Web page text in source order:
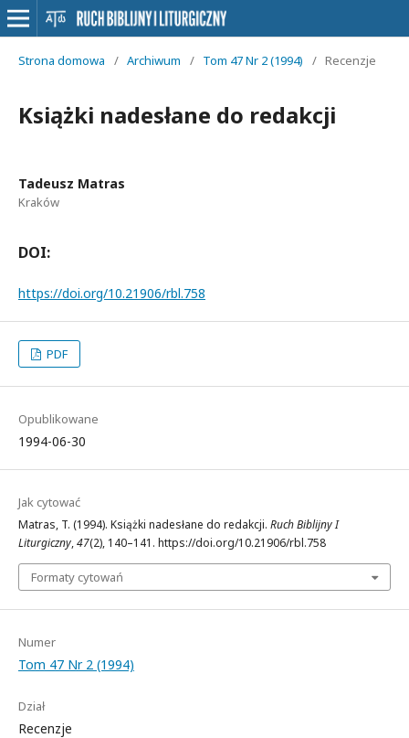
Strona domowa / Archiwum / Tom 47 Nr 2 (1994) / Recenzje
Książki nadesłane do redakcji
Tadeusz Matras
Kraków
DOI:
https://doi.org/10.21906/rbl.758
PDF
Opublikowane
1994-06-30
Jak cytować
Matras, T. (1994). Książki nadesłane do redakcji. Ruch Biblijny I
Liturgiczny,47(2), 140–141. https://doi.org/10.21906/rbl.758
Formaty cytowań
Numer
Tom 47 Nr 2 (1994)
Dział
Recenzje